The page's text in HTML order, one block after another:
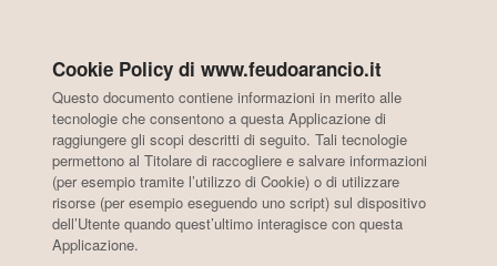
Cookie Policy di www.feudoarancio.it
Questo documento contiene informazioni in merito alle
tecnologie che consentono a questa Applicazione di
raggiungere gli scopi descritti di seguito. Tali tecnologie
permettono al Titolare di raccogliere e salvare informazioni
(per esempio tramite l’utilizzo di Cookie) o di utilizzare
risorse (per esempio eseguendo uno script) sul dispositivo
dell’Utente quando quest’ultimo interagisce con questa
Applicazione.